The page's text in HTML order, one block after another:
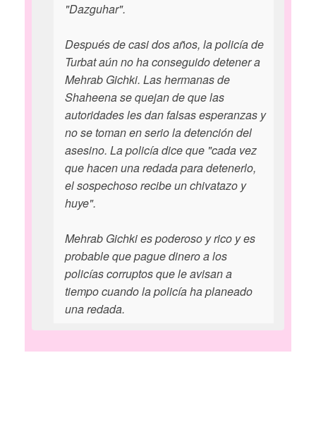
"Dazguhar".
Después de casi dos años, la policía de
Turbat aún no ha conseguido detener a
Mehrab Gichki. Las hermanas de
Shaheena se quejan de que las
autoridades les dan falsas esperanzas y
no se toman en serio la detención del
asesino. La policía dice que "cada vez
que hacen una redada para detenerlo,
el sospechoso recibe un chivatazo y
huye".
Mehrab Gichki es poderoso y rico y es
probable que pague dinero a los
policías corruptos que le avisan a
tiempo cuando la policía ha planeado
una redada.